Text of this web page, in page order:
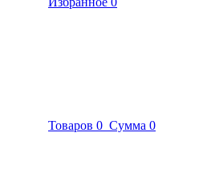
Товаров 0 Сумма 0